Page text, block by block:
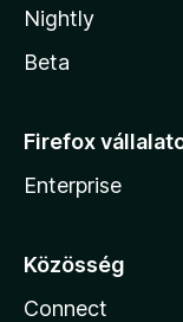
Nightly
Beta
Firefox
Enterprise
Közösség
Connect